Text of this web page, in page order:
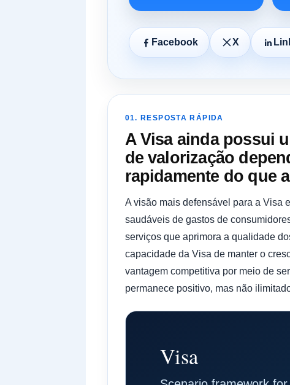
Facebook X
01. RESPOSTA RÁPIDA
A Visa ainda possui
de valorização
rapidamente do que
A visão mais defensável para a Visa
saudáveis ​​de gastos de
serviços que aprimora a qualidade
capacidade da Visa de manter o
vantagem competitiva por meio de
permanece positivo, mas não